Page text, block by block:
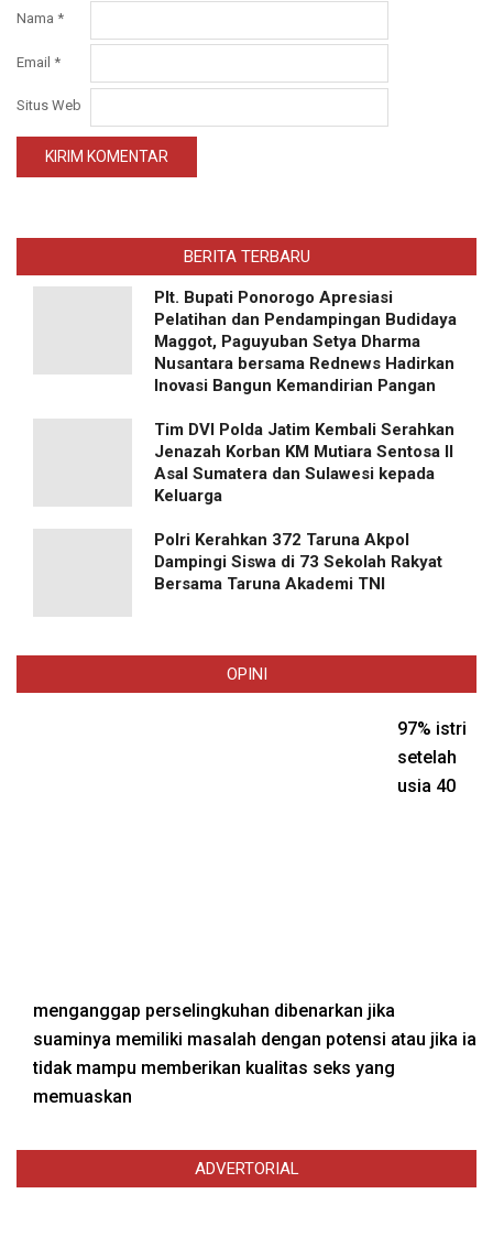
Nama *
Email *
Situs Web
BERITA TERBARU
Plt. Bupati Ponorogo Apresiasi
Pelatihan dan Pendampingan Budidaya
Maggot, Paguyuban Setya Dharma
Nusantara bersama Rednews Hadirkan
Inovasi Bangun Kemandirian Pangan
Tim DVI Polda Jatim Kembali Serahkan
Jenazah Korban KM Mutiara Sentosa II
Asal Sumatera dan Sulawesi kepada
Keluarga
Polri Kerahkan 372 Taruna Akpol
Dampingi Siswa di 73 Sekolah Rakyat
Bersama Taruna Akademi TNI
OPINI
97% istri
setelah
usia 40
menganggap perselingkuhan dibenarkan jika
suaminya memiliki masalah dengan potensi atau jika ia
tidak mampu memberikan kualitas seks yang
memuaskan
ADVERTORIAL